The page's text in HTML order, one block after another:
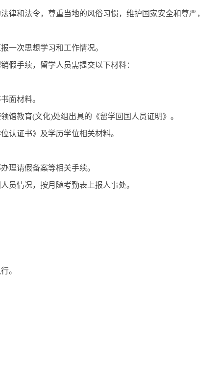
律和法令，尊重当地的风俗习惯，维护国家安全和尊严，
一次思想学习和工作情况。
假手续，留学人员需提交以下材料：
面材料。
馆教育(文化)处组出具的《留学回国人员证明》。
认证书》及学历学位相关材料。
理请假备案等相关手续。
员情况，按月随考勤表上报人事处。
。